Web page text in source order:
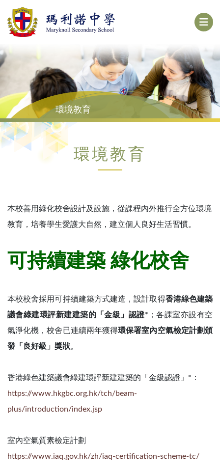
環境教育
環境教育
本校善用綠化校舍設計及設施，從課程內外推行全方位環境
教育，培養學生愛護大自然，建立個人良好生活習慣。
可持續建築 綠化校舍
本校校舍採用可持續建築方式建造，設計取得香港綠色建築
議會綠建環評新建建築的「金級」認證*；各課室亦設有空
氣淨化機，校舍已連續兩年獲得環保署室內空氣檢定計劃頒
發「良好級」獎狀。
香港綠色建築議會綠建環評新建建築的「金級認證」*：
https://www.hkgbc.org.hk/tch/beam-
plus/introduction/index.jsp
室內空氣質素檢定計劃
https://www.iaq.gov.hk/zh/iaq-certification-scheme-tc/